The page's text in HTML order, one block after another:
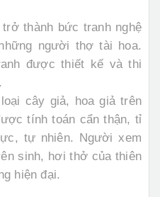
thành bức tranh nghệ
người thợ tài hoa.
được thiết kế và thi
cây giả, hoa giả trên
tính toán cẩn thận, tỉ
tự nhiên. Người xem
sinh, hơi thở của thiên
hiện đại.